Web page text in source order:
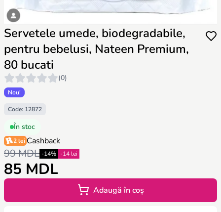
Servetele umede, biodegradabile,
pentru bebelusi, Nateen Premium,
80 bucati
(0)
Nou!
Code: 12872
În stoc
2 lei Cashback
99 MDL -14% -14 lei
85 MDL
Adaugă în coș